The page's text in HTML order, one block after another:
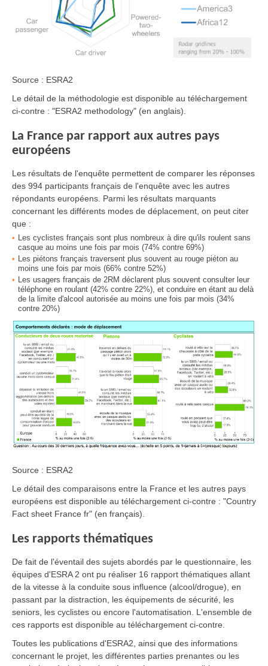
Source : ESRA2
Le détail de la méthodologie est disponible au téléchargement
ci-contre : "ESRA2 methodology" (en anglais).
La France par rapport aux autres pays
européens
Les résultats de l'enquête permettent de comparer les réponses
des 994 participants français de l'enquête avec les autres
répondants européens. Parmi les résultats marquants
concernant les différents modes de déplacement, on peut citer
que :
Les cyclistes français sont plus nombreux à dire qu'ils roulent sans
casque au moins une fois par mois (74% contre 69%)
Les piétons français traversent plus souvent au rouge piéton au
moins une fois par mois (66% contre 52%)
Les usagers français de 2RM déclarent plus souvent consulter leur
téléphone en roulant (42% contre 22%), et conduire en étant au delà
de la limite d'alcool autorisée au moins une fois par mois (34%
contre 20%)
Source : ESRA2
Le détail des comparaisons entre la France et les autres pays
européens est disponible au téléchargement ci-contre : "Country
Fact sheet France fr" (en français).
Les rapports thématiques
De fait de l'éventail des sujets abordés par le questionnaire, les
équipes d'ESRA 2 ont pu réaliser 16 rapport thématiques allant
de la vitesse à la conduite sous influence (alcool/drogue), en
passant par la distraction, les équipements de sécurité, les
seniors, les cyclistes ou encore l'automatisation. L'ensemble de
ces rapports est disponible au téléchargement ci-contre.
Toutes les publications d'ESRA2, ainsi que des informations
concernant le projet, les différentes parties prenantes ou les